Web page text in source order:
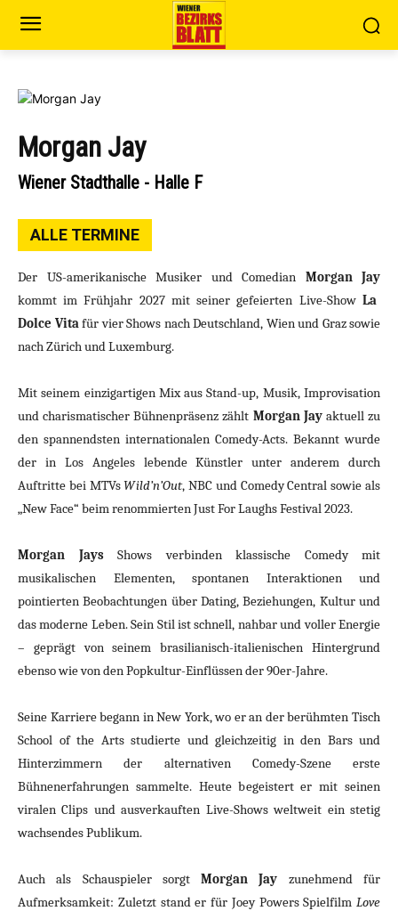
Morgan Jay
Wiener Stadthalle - Halle F
ALLE TERMINE
Der US-amerikanische Musiker und Comedian Morgan Jay
kommt im Frühjahr 2027 mit seiner gefeierten Live-Show La
Dolce Vitafür vier Shows nachDeutschland, Wien und Graz sowie
nach Zürich undLuxemburg.
Mit seinem einzigartigen Mix aus Stand-up, Musik, Improvisation
und charismatischer Bühnenpräsenz zählt Morgan Jayaktuell zu
den spannendsten internationalen Comedy-Acts. Bekannt wurde
der in Los Angeles lebende Künstler unter anderem durch
Auftritte bei MTVsWild’n’Out, NBC und Comedy Central sowie als
„New Face“ beim renommierten Just For Laughs Festival 2023.
Morgan JaysShows verbinden klassische Comedy mit
musikalischen Elementen, spontanen Interaktionen und
pointierten Beobachtungen über Dating, Beziehungen, Kultur und
das moderne Leben. Sein Stil ist schnell, nahbar und voller Energie
– geprägt von seinem brasilianisch-italienischen Hintergrund
ebenso wie von den Popkultur-Einflüssen der 90er-Jahre.
Seine Karriere begann in New York, wo er an der berühmten Tisch
School of the Arts studierte und gleichzeitig in den Bars und
Hinterzimmern der alternativen Comedy-Szene erste
Bühnenerfahrungen sammelte. Heute begeistert er mit seinen
viralen Clips und ausverkauften Live-Shows weltweit ein stetig
wachsendes Publikum.
Auch als Schauspieler sorgtMorgan Jay zunehmend für
Aufmerksamkeit: Zuletzt stand er für Joey Powers Spielfilm Love